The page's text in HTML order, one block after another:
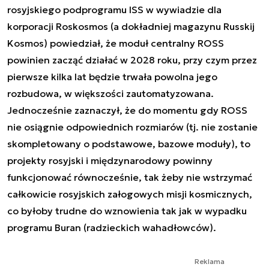
rosyjskiego podprogramu ISS w wywiadzie dla
korporacji Roskosmos (a dokładniej magazynu Russkij
Kosmos) powiedział, że moduł centralny ROSS
powinien zacząć działać w 2028 roku, przy czym przez
pierwsze kilka lat będzie trwała powolna jego
rozbudowa, w większości zautomatyzowana.
Jednocześnie zaznaczył, że do momentu gdy ROSS
nie osiągnie odpowiednich rozmiarów (tj. nie zostanie
skompletowany o podstawowe, bazowe moduły), to
projekty rosyjski i międzynarodowy powinny
funkcjonować równocześnie, tak żeby nie wstrzymać
całkowicie rosyjskich załogowych misji kosmicznych,
co byłoby trudne do wznowienia tak jak w wypadku
programu Buran (radzieckich wahadłowców).
Reklama